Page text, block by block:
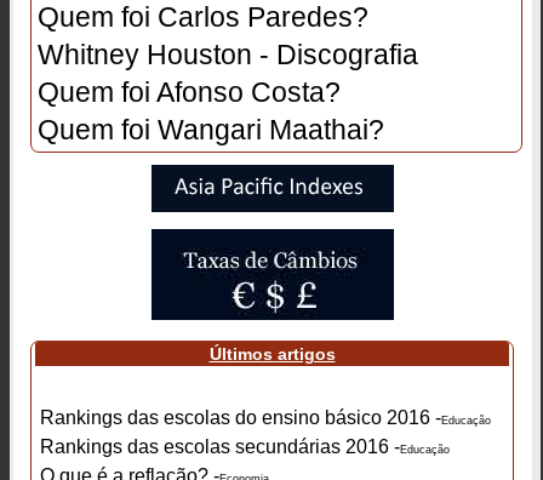
Quem foi Carlos Paredes?
Whitney Houston - Discografia
Quem foi Afonso Costa?
Quem foi Wangari Maathai?
Últimos artigos
Rankings das escolas do ensino básico 2016 -Educação
Rankings das escolas secundárias 2016 -Educação
O que é a reflação? -